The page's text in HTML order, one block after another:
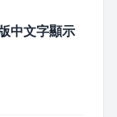
中文字顯示